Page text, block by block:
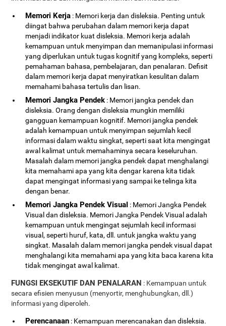
Memori Kerja : Memori kerja dan disleksia. Penting untuk
diingat bahwa perubahan dalam memori kerja dapat
menjadi indikator kuat disleksia. Memori kerja adalah
kemampuan untuk menyimpan dan memanipulasi informasi
yang diperlukan untuk tugas kognitif yang kompleks, seperti
pemahaman bahasa, pembelajaran, dan penalaran. Defisit
dalam memori kerja dapat menyiratkan kesulitan dalam
memahami bahasa tertulis dan lisan.
Memori Jangka Pendek : Memori jangka pendek dan
disleksia. Orang dengan disleksia mungkin memiliki
gangguan kemampuan kognitif. Memori jangka pendek
adalah kemampuan untuk menyimpan sejumlah kecil
informasi dalam waktu singkat, seperti saat kita mengingat
awal kalimat untuk memahaminya secara keseluruhan.
Masalah dalam memori jangka pendek dapat menghalangi
kita memahami apa yang kita dengar karena kita tidak
dapat mengingat informasi yang sampai ke telinga kita
dengan benar.
Memori Jangka Pendek Visual : Memori Jangka Pendek
Visual dan disleksia. Memori Jangka Pendek Visual adalah
kemampuan untuk mengingat sejumlah kecil informasi
visual, seperti huruf, kata, dll. untuk jangka waktu yang
singkat. Masalah dalam memori jangka pendek visual dapat
menghalangi kita memahami apa yang kita baca karena kita
tidak mengingat awal kalimat.
FUNGSI EKSEKUTIF DAN PENALARAN : Kemampuan untuk
secara efisien menyusun (menyortir, menghubungkan, dll.)
informasi yang diperoleh.
Perencanaan : Kemampuan merencanakan dan disleksia.